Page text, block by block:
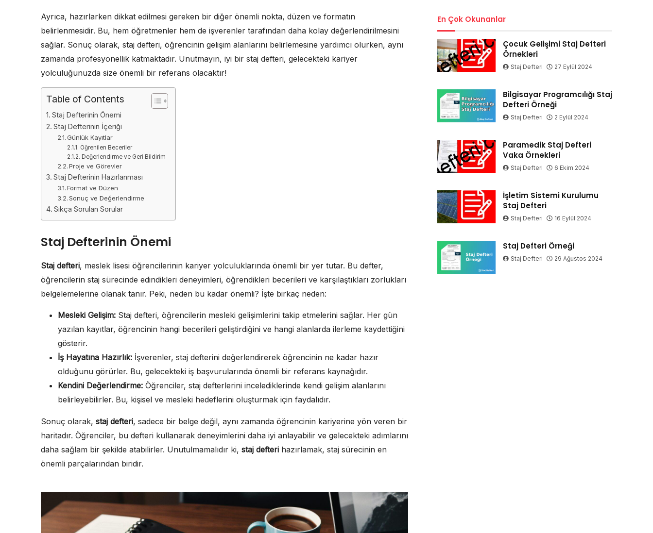
Ayrıca, hazırlarken dikkat edilmesi gereken bir diğer önemli nokta, düzen ve formatın
belirlenmesidir. Bu, hem öğretmenler hem de işverenler tarafından daha kolay değerlendirilmesini
sağlar. Sonuç olarak, staj defteri, öğrencinin gelişim alanlarını belirlemesine yardımcı olurken, aynı
zamanda profesyonellik katmaktadır. Unutmayın, iyi bir staj defteri, gelecekteki kariyer
yolculuğunuzda size önemli bir referans olacaktır!
Table of Contents
Staj Defterinin Önemi
Staj Defterinin İçeriği
Günlük Kayıtlar
Öğrenilen Beceriler
Değerlendirme ve Geri Bildirim
Proje ve Görevler
Staj Defterinin Hazırlanması
Format ve Düzen
Sonuç ve Değerlendirme
Sıkça Sorulan Sorular
Staj Defterinin Önemi
Staj defteri, meslek lisesi öğrencilerinin kariyer yolculuklarında önemli bir yer tutar. Bu defter,
öğrencilerin staj sürecinde edindikleri deneyimleri, öğrendikleri becerileri ve karşılaştıkları zorlukları
belgelemelerine olanak tanır. Peki, neden bu kadar önemli? İşte birkaç neden:
Mesleki Gelişim: Staj defteri, öğrencilerin mesleki gelişimlerini takip etmelerini sağlar. Her gün
yazılan kayıtlar, öğrencinin hangi becerileri geliştirdiğini ve hangi alanlarda ilerleme kaydettiğini
gösterir.
İş Hayatına Hazırlık: İşverenler, staj defterini değerlendirerek öğrencinin ne kadar hazır
olduğunu görürler. Bu, gelecekteki iş başvurularında önemli bir referans kaynağıdır.
Kendini Değerlendirme: Öğrenciler, staj defterlerini incelediklerinde kendi gelişim alanlarını
belirleyebilirler. Bu, kişisel ve mesleki hedeflerini oluşturmak için faydalıdır.
Sonuç olarak, staj defteri, sadece bir belge değil, aynı zamanda öğrencinin kariyerine yön veren bir
haritadır. Öğrenciler, bu defteri kullanarak deneyimlerini daha iyi anlayabilir ve gelecekteki adımlarını
daha sağlam bir şekilde atabilirler. Unutulmamalıdır ki, staj defteri hazırlamak, staj sürecinin en
önemli parçalarından biridir.
En Çok Okunanlar
Çocuk Gelişimi Staj Defteri
Örnekleri
Staj Defteri 27 Eylül 2024
Bilgisayar Programcılığı Staj
Defteri Örneği
Staj Defteri 2 Eylül 2024
Paramedik Staj Defteri
Vaka Örnekleri
Staj Defteri 6 Ekim 2024
İşletim Sistemi Kurulumu
Staj Defteri
Staj Defteri 16 Eylül 2024
Staj Defteri Örneği
Staj Defteri 29 Ağustos 2024